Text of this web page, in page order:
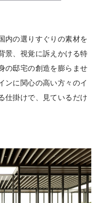
内の選りすぐりの素材を
景、視覚に訴えかける特
の邸宅の創造を膨らませ
ンに関心の高い方々のイ
仕掛けで、見ているだけ